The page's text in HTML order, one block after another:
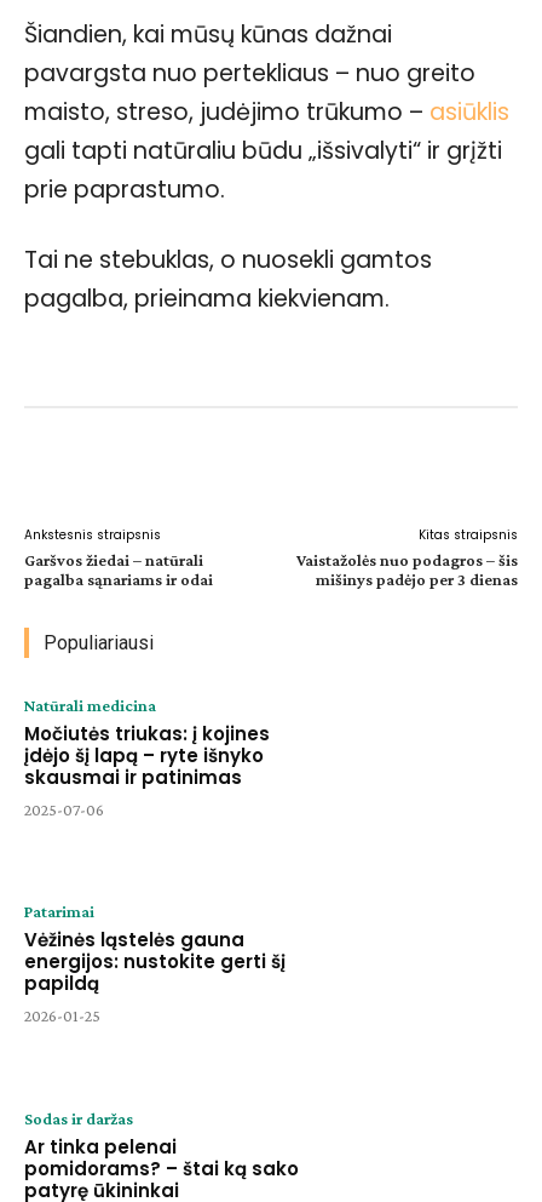
Šiandien, kai mūsų kūnas dažnai
pavargsta nuo pertekliaus – nuo greito
maisto, streso, judėjimo trūkumo – asiūklis
gali tapti natūraliu būdu „išsivalyti“ ir grįžti
prie paprastumo.
Tai ne stebuklas, o nuosekli gamtos
pagalba, prieinama kiekvienam.
Ankstesnis straipsnis
Garšvos žiedai – natūrali
pagalba sąnariams ir odai
Kitas straipsnis
Vaistažolės nuo podagros – šis
mišinys padėjo per 3 dienas
Populiariausi
Natūrali medicina
Močiutės triukas: į kojines
įdėjo šį lapą – ryte išnyko
skausmai ir patinimas
2025-07-06
Patarimai
Vėžinės ląstelės gauna
energijos: nustokite gerti šį
papildą
2026-01-25
Sodas ir daržas
Ar tinka pelenai
pomidorams? – štai ką sako
patyrę ūkininkai